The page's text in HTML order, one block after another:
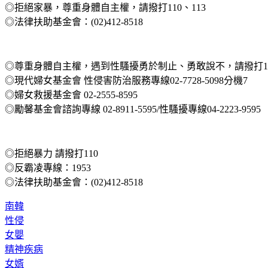
◎拒絕家暴，尊重身體自主權，請撥打110、113
◎法律扶助基金會：(02)412-8518
◎尊重身體自主權，遇到性騷擾勇於制止、勇敢說不，請撥打
◎現代婦女基金會 性侵害防治服務專線02-7728-5098分機7
◎婦女救援基金會 02-2555-8595
◎勵馨基金會諮詢專線 02-8911-5595/性騷擾專線04-2223-9595
◎拒絕暴力 請撥打110
◎反霸凌專線：1953
◎法律扶助基金會：(02)412-8518
南韓
性侵
女嬰
精神疾病
女婿